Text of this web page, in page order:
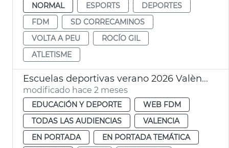
NORMAL
ESPORTS
DEPORTES
FDM
SD CORRECAMINOS
VOLTA A PEU
ROCÍO GIL
ATLETISME
Escuelas deportivas verano 2026 València FDM
modificado hace 2 meses
EDUCACIÓN Y DEPORTE
WEB FDM
TODAS LAS AUDIENCIAS
VALENCIA
EN PORTADA
EN PORTADA TEMÁTICA